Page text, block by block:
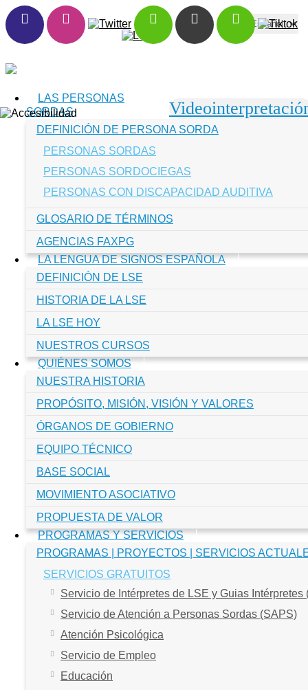
LAS PERSONAS
SORDAS
DEFINICIÓN DE PERSONA SORDA
PERSONAS SORDAS
PERSONAS SORDOCIEGAS
PERSONAS CON DISCAPACIDAD AUDITIVA
GLOSARIO DE TÉRMINOS
AGENCIAS FAXPG
LA LENGUA DE SIGNOS ESPAÑOLA
DEFINICIÓN DE LSE
HISTORIA DE LA LSE
LA LSE HOY
NUESTROS CURSOS
QUIÉNES SOMOS
NUESTRA HISTORIA
PROPÓSITO, MISIÓN, VISIÓN Y VALORES
ÓRGANOS DE GOBIERNO
EQUIPO TÉCNICO
BASE SOCIAL
MOVIMIENTO ASOCIATIVO
PROPUESTA DE VALOR
PROGRAMAS Y SERVICIOS
PROGRAMAS | PROYECTOS | SERVICIOS
SERVICIOS GRATUITOS
Servicio de Intérpretes de LSE y Guias Intérpretes
Servicio de Atención a Personas Sordas (SAPS)
Atención Psicológica
Servicio de Empleo
Educación